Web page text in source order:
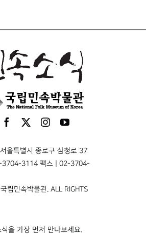
울특별시 종로구 삼청로 37
3704-3114 팩스 | 02-3704-
립민속박물관. ALL RIGHTS
식을 가장 먼저 만나보세요.